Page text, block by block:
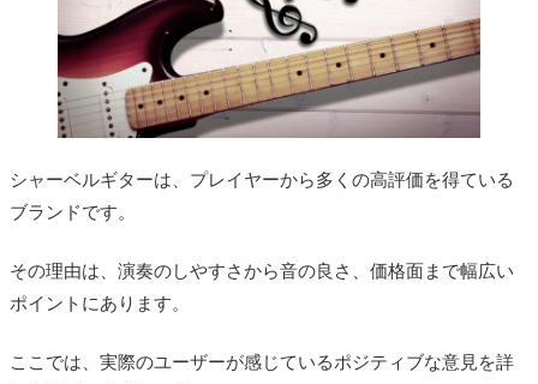
シャーベルギターは、プレイヤーから多くの高評価を得ている
ブランドです。
その理由は、演奏のしやすさから音の良さ、価格面まで幅広い
ポイントにあります。
ここでは、実際のユーザーが感じているポジティブな意見を詳